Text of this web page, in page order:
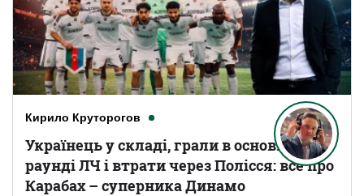
Кирило Круторогов
Українець у складі, грали в основному
раунді ЛЧ і втрати через Полісся: все про
Карабах – суперника Динамо